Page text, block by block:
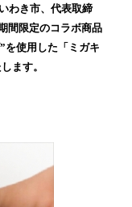
わき市、代表取締
間限定のコラボ商品
を使用した「ミガキ
ます。